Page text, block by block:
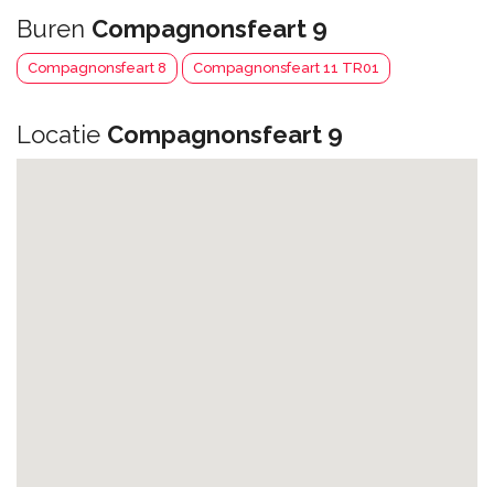
Buren Compagnonsfeart 9
Compagnonsfeart 8 Compagnonsfeart 11 TR01
Locatie Compagnonsfeart 9